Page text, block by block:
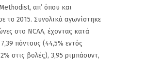
απ’ όπου και
το 2015. Συνολικά αγωνίστηκε
στο NCAA, έχοντας κατά
πόντους (44,5% εντός
στις βολές), 3,95 ριμπάουντ,